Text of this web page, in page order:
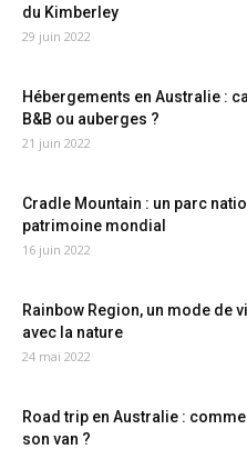
du Kimberley
29 juin 2022
Hébergements en Australie :
B&B ou auberges ?
21 juin 2022
Cradle Mountain : un parc
patrimoine mondial
16 juin 2022
Rainbow Region, un mode de
avec la nature
24 mai 2022
Road trip en Australie :
son van ?